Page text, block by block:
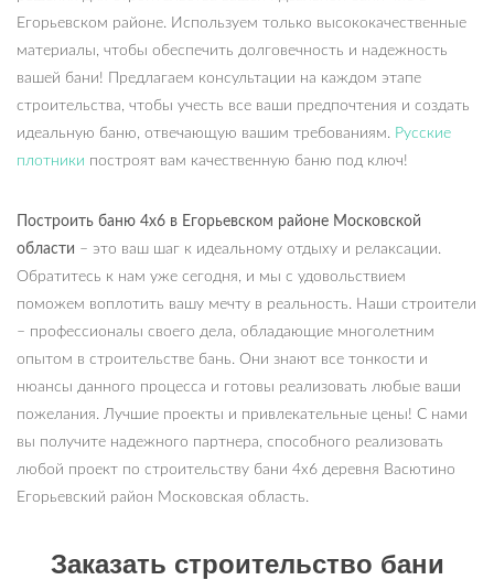
Егорьевском районе. Используем только высококачественные
материалы, чтобы обеспечить долговечность и надежность
вашей бани! Предлагаем консультации на каждом этапе
строительства, чтобы учесть все ваши предпочтения и создать
идеальную баню, отвечающую вашим требованиям. Русские
плотники построят вам качественную баню под ключ!
Построить баню 4х6 в Егорьевском районе Московской
области – это ваш шаг к идеальному отдыху и релаксации.
Обратитесь к нам уже сегодня, и мы с удовольствием
поможем воплотить вашу мечту в реальность. Наши строители
– профессионалы своего дела, обладающие многолетним
опытом в строительстве бань. Они знают все тонкости и
нюансы данного процесса и готовы реализовать любые ваши
пожелания. Лучшие проекты и привлекательные цены! С нами
вы получите надежного партнера, способного реализовать
любой проект по строительству бани 4х6 деревня Васютино
Егорьевский район Московская область.
Заказать строительство бани